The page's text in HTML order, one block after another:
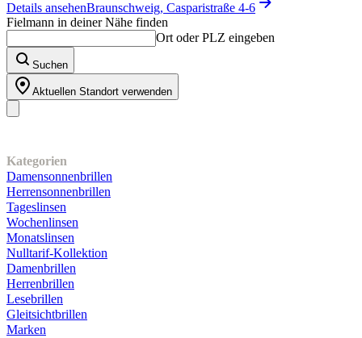
Details ansehenBraunschweig, Casparistraße 4-6
Fielmann in deiner Nähe finden
Ort oder PLZ eingeben
Suchen
Aktuellen Standort verwenden
Kategorien
Damensonnenbrillen
Herrensonnenbrillen
Tageslinsen
Wochenlinsen
Monatslinsen
Nulltarif-Kollektion
Damenbrillen
Herrenbrillen
Lesebrillen
Gleitsichtbrillen
Marken